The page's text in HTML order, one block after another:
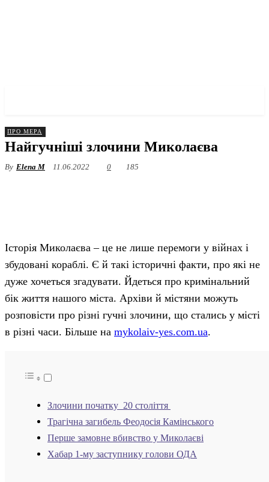
ПРО МЕРА
Найгучніші злочини Миколаєва
By Elena M 11.06.2022 0 185
Історія Миколаєва – це не лише перемоги у війнах і
збудовані кораблі. Є й такі історичні факти, про які не
дуже хочеться згадувати. Йдеться про кримінальний
бік життя нашого міста. Архіви й містяни можуть
розповісти про різні гучні злочини, що стались у місті
в різні часи. Більше на mykolaiv-yes.com.ua.
Злочини початку 20 століття
Трагічна загибель Феодосія Камінського
Перше замовне вбивство у Миколаєві
Хабар 1-му заступнику голови ОДА